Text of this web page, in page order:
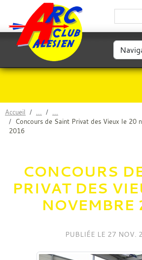
Accueil
Concours de Saint Privat des Vieux le 20
2016
CONCOURS
PRIVAT DES
NOVEMBRE
PUBLIÉE LE 27 NOV.
Panneau de gestion des cookies